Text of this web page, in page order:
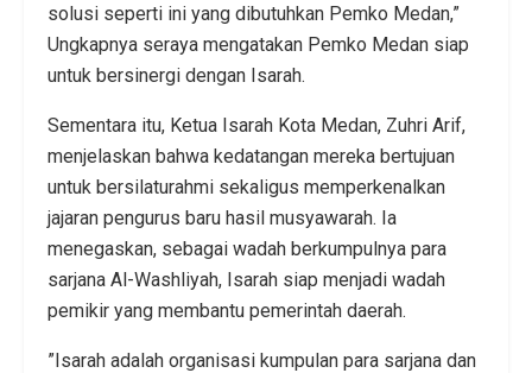
solusi seperti ini yang dibutuhkan Pemko Medan,”
Ungkapnya seraya mengatakan Pemko Medan siap
untuk bersinergi dengan Isarah.
Sementara itu, Ketua Isarah Kota Medan, Zuhri Arif,
menjelaskan bahwa kedatangan mereka bertujuan
untuk bersilaturahmi sekaligus memperkenalkan
jajaran pengurus baru hasil musyawarah. Ia
menegaskan, sebagai wadah berkumpulnya para
sarjana Al-Washliyah, Isarah siap menjadi wadah
pemikir yang membantu pemerintah daerah.
​”Isarah adalah organisasi kumpulan para sarjana dan